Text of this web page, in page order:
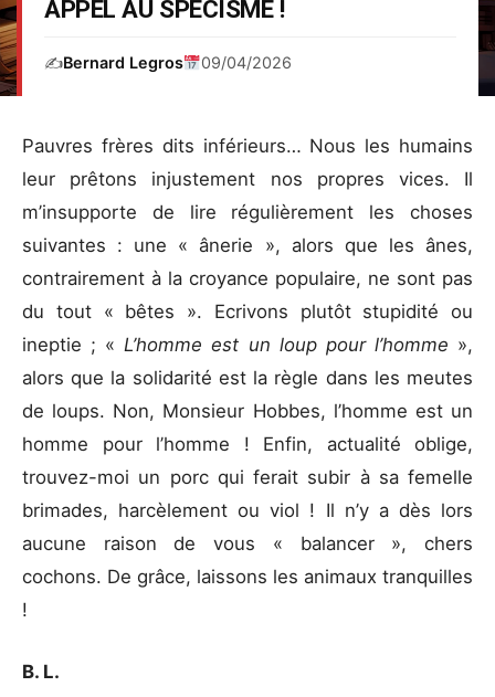
APPEL AU SPÉCISME !
✍️Bernard Legros 09/04/2026
Pauvres frères dits inférieurs… Nous les humains
leur prêtons injustement nos propres vices. Il
m’insupporte de lire régulièrement les choses
suivantes : une « ânerie », alors que les ânes,
contrairement à la croyance populaire, ne sont pas
du tout « bêtes ». Ecrivons plutôt stupidité ou
ineptie ; «L’homme est un loup pour l’homme »,
alors que la solidarité est la règle dans les meutes
de loups. Non, Monsieur Hobbes, l’homme est un
homme pour l’homme ! Enfin, actualité oblige,
trouvez-moi un porc qui ferait subir à sa femelle
brimades, harcèlement ou viol ! Il n’y a dès lors
aucune raison de vous « balancer », chers
cochons. De grâce, laissons les animaux tranquilles
!
B. L.